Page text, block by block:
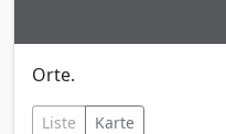
Orte.
Liste Karte